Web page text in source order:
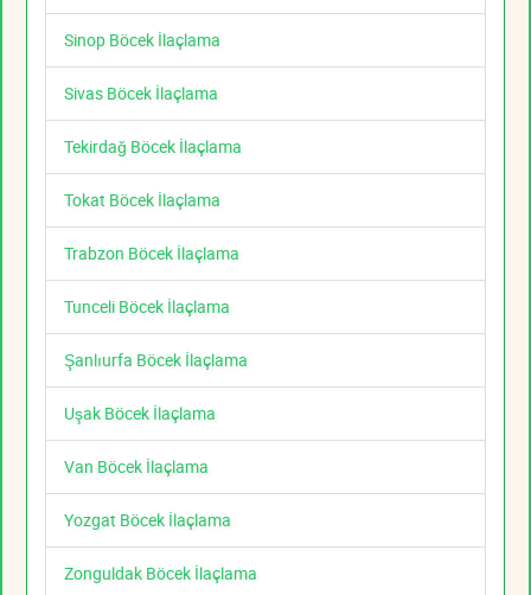
Sinop Böcek İlaçlama
Sivas Böcek İlaçlama
Tekirdağ Böcek İlaçlama
Tokat Böcek İlaçlama
Trabzon Böcek İlaçlama
Tunceli Böcek İlaçlama
Şanlıurfa Böcek İlaçlama
Uşak Böcek İlaçlama
Van Böcek İlaçlama
Yozgat Böcek İlaçlama
Zonguldak Böcek İlaçlama